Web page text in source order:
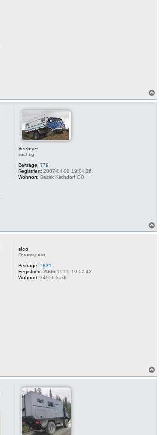
a
Seebser
süchtig
Beiträge: 779
Registriert: 2007-04-08 19:04:26
Wohnort: Bezirk Kirchdorf OÖ
a
sico
Forumsgeist
Beiträge: 5831
Registriert: 2006-10-05 19:52:42
Wohnort: 84556 kastl
a